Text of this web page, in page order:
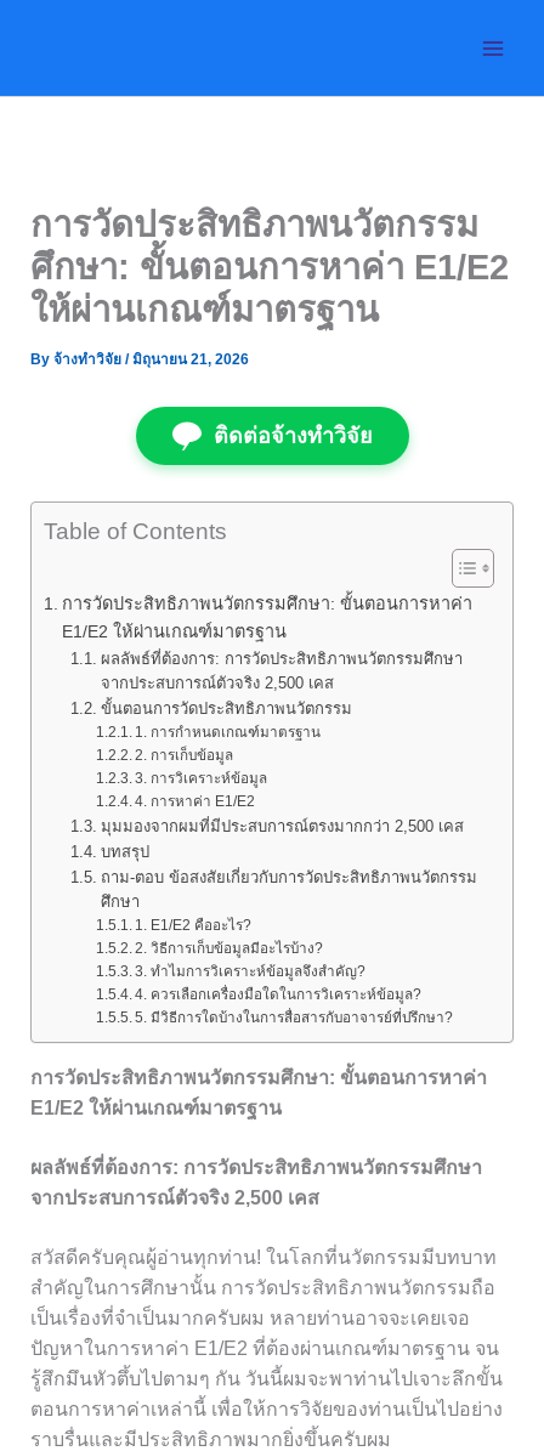
การวัดประสิทธิภาพนวัตกรรม
ศึกษา: ขั้นตอนการหาค่า E1/E2
ให้ผ่านเกณฑ์มาตรฐาน
By จ้างทำวิจัย /มิถุนายน 21, 2026
ติดต่อจ้างทำวิจัย
Table of Contents
การวัดประสิทธิภาพนวัตกรรมศึกษา: ขั้นตอนการหาค่า
E1/E2 ให้ผ่านเกณฑ์มาตรฐาน
ผลลัพธ์ที่ต้องการ: การวัดประสิทธิภาพนวัตกรรมศึกษา
จากประสบการณ์ตัวจริง 2,500 เคส
ขั้นตอนการวัดประสิทธิภาพนวัตกรรม
1. การกำหนดเกณฑ์มาตรฐาน
2. การเก็บข้อมูล
3. การวิเคราะห์ข้อมูล
4. การหาค่า E1/E2
มุมมองจากผมที่มีประสบการณ์ตรงมากกว่า 2,500 เคส
บทสรุป
ถาม-ตอบ ข้อสงสัยเกี่ยวกับการวัดประสิทธิภาพนวัตกรรม
ศึกษา
1. E1/E2 คืออะไร?
2. วิธีการเก็บข้อมูลมีอะไรบ้าง?
3. ทำไมการวิเคราะห์ข้อมูลจึงสำคัญ?
4. ควรเลือกเครื่องมือใดในการวิเคราะห์ข้อมูล?
5. มีวิธีการใดบ้างในการสื่อสารกับอาจารย์ที่ปรึกษา?
การวัดประสิทธิภาพนวัตกรรมศึกษา: ขั้นตอนการหาค่า
E1/E2 ให้ผ่านเกณฑ์มาตรฐาน
ผลลัพธ์ที่ต้องการ: การวัดประสิทธิภาพนวัตกรรมศึกษา
จากประสบการณ์ตัวจริง 2,500 เคส
สวัสดีครับคุณผู้อ่านทุกท่าน! ในโลกที่นวัตกรรมมีบทบาท
สำคัญในการศึกษานั้น การวัดประสิทธิภาพนวัตกรรมถือ
เป็นเรื่องที่จำเป็นมากครับผม หลายท่านอาจจะเคยเจอ
ปัญหาในการหาค่า E1/E2 ที่ต้องผ่านเกณฑ์มาตรฐาน จน
รู้สึกมึนหัวตึ้บไปตามๆ กัน วันนี้ผมจะพาท่านไปเจาะลึกขั้น
ตอนการหาค่าเหล่านี้ เพื่อให้การวิจัยของท่านเป็นไปอย่าง
ราบรื่นและมีประสิทธิภาพมากยิ่งขึ้นครับผม